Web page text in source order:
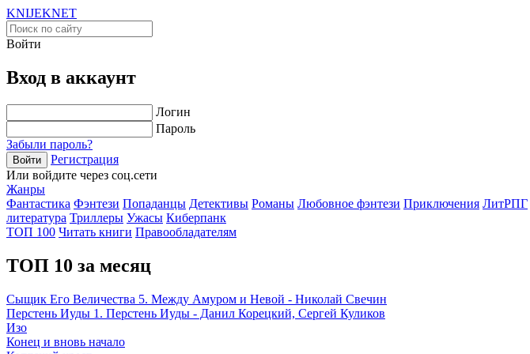
KNIJEKNET
Войти
Вход в аккаунт
Логин
Пароль
Забыли пароль?
Войти
Регистрация
Или войдите через соц.сети
Жанры
Фантастика Фэнтези Попаданцы Детективы Романы Любовное фэнтези Приключения ЛитРПГ
литература Триллеры Ужасы Киберпанк
ТОП 100 Читать книги Правообладателям
ТОП 10 за месяц
Сыщик Его Величества 5. Между Амуром и Невой - Николай Свечин
Перстень Иуды 1. Перстень Иуды - Данил Корецкий, Сергей Куликов
Изо
Конец и вновь начало